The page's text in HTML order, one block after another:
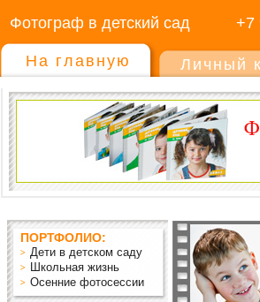
Фотограф в детский сад +7
На главную Личный
ПОРТФОЛИО:
Дети в детском саду
Школьная жизнь
Осенние фотосессии